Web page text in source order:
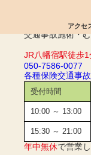
外反母趾｜八幡
交通事故施術・
JR八幡宿駅徒歩1
050-7586-0077
各種保険交通事
受付時間
10:00 ～ 13:00
15:30 ～ 21:00
年中無休で営業
アクセ